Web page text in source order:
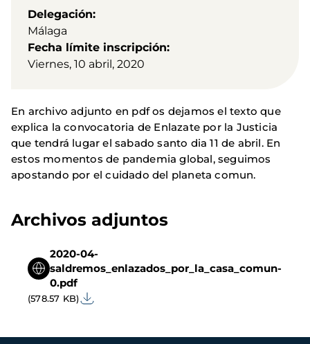
Delegación
Málaga
Fecha límite inscripción
Viernes, 10 abril, 2020
En archivo adjunto en pdf os dejamos el texto que
explica la convocatoria de Enlazate por la Justicia
que tendrá lugar el sabado santo dia 11 de abril. En
estos momentos de pandemia global, seguimos
apostando por el cuidado del planeta comun.
Archivos adjuntos
2020-04-
saldremos_enlazados_por_la_casa_comun-
0.pdf
(578.57 KB)